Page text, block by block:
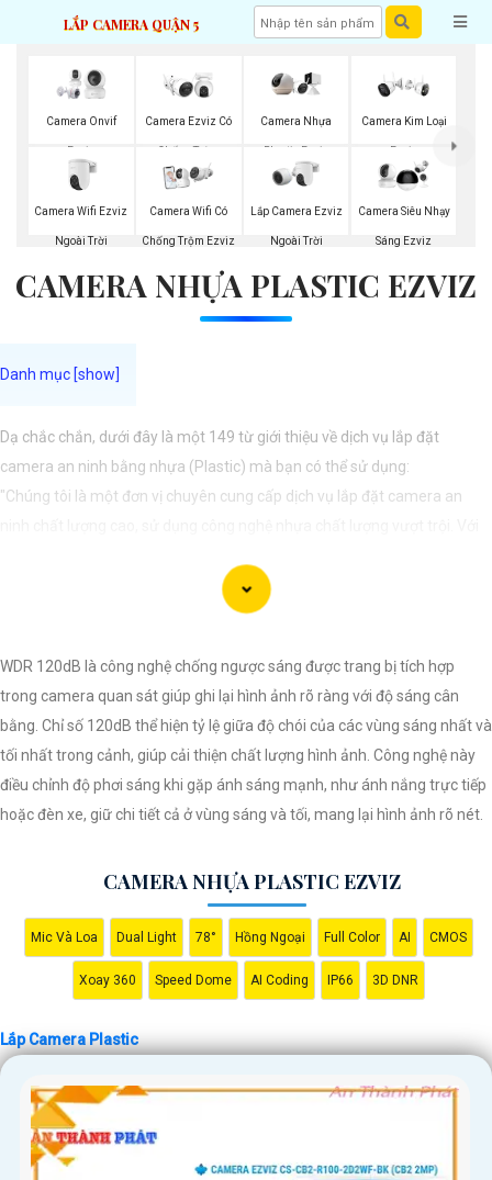
LẮP CAMERA QUẬN 5
Camera Onvif
Ezviz
Camera Ezviz Có
Chống Trộm
Camera Nhựa
Plastic Ezviz
Camera Kim Loại
Ezviz
Camera Wifi Ezviz
Ngoài Trời
Camera Wifi Có
Chống Trộm Ezviz
Lắp Camera Ezviz
Ngoài Trời
Camera Siêu Nhạy
Sáng Ezviz
CAMERA NHỰA PLASTIC EZVIZ
Dạ chắc chắn, dưới đây là một 149 từ giới thiệu về dịch vụ lắp đặt
camera an ninh bằng nhựa (Plastic) mà bạn có thể sử dụng:
"Chúng tôi là một đơn vị chuyên cung cấp dịch vụ lắp đặt camera an
khách hàng sự an tâm và yên tâm về an ninh tại mọi không gian. Hệ
thống camera nhựa của chúng An Thành Phát Không chỉ mang lại hình
hiệu quả. Đến với chúng tôi, quý khách sẽ được tư vấn kỹ lưỡng và lựa
chọn giải pháp an ninh tốt nhất cho gia đình, cửa hàng hoặc doanh
nghiệp của mình. Hãy để chúng tôi giúp bạn bảo vệ mọi khoảnh khắc
quan trọng."
'
WDR 120dB là công nghệ chống ngược sáng được trang bị tích hợp
trong camera quan sát giúp ghi lại hình ảnh rõ ràng với độ sáng cân
bằng. Chỉ số 120dB thể hiện tỷ lệ giữa độ chói của các vùng sáng nhất và
tối nhất trong cảnh, giúp cải thiện chất lượng hình ảnh. Công nghệ này
điều chỉnh độ phơi sáng khi gặp ánh sáng mạnh, như ánh nắng trực tiếp
hoặc đèn xe, giữ chi tiết cả ở vùng sáng và tối, mang lại hình ảnh rõ nét.
CAMERA NHỰA PLASTIC EZVIZ
Mic Và Loa Dual Light 78° Hồng Ngoại Full Color AI CMOS
Xoay 360 Speed Dome AI Coding IP66 3D DNR
Lắp Camera Plastic